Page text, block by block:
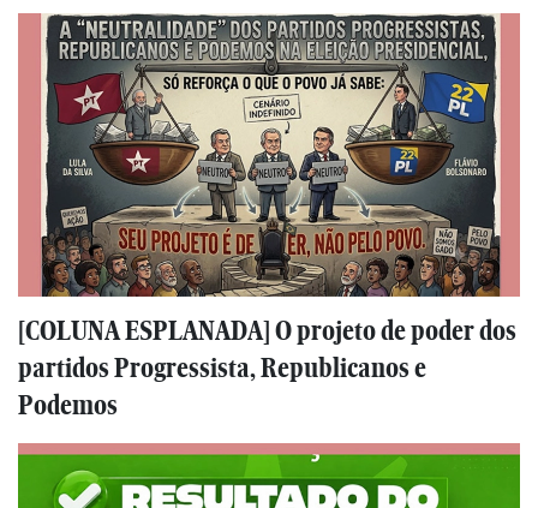
[COLUNA ESPLANADA] O projeto de poder dos
partidos Progressista, Republicanos e
Podemos